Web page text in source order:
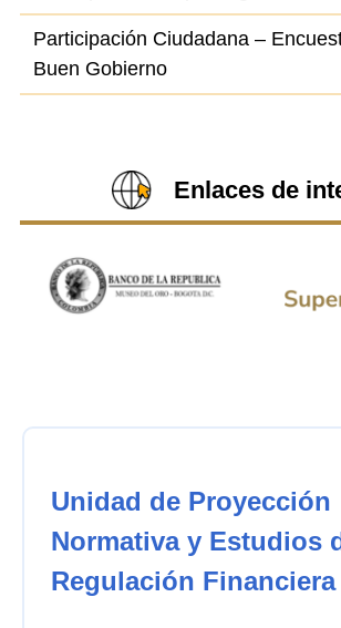
Participación Ciudadana –
Buen Gobierno
Enlaces de
Unidad de Proyección
Normativa y Estudios
Regulación Financiera